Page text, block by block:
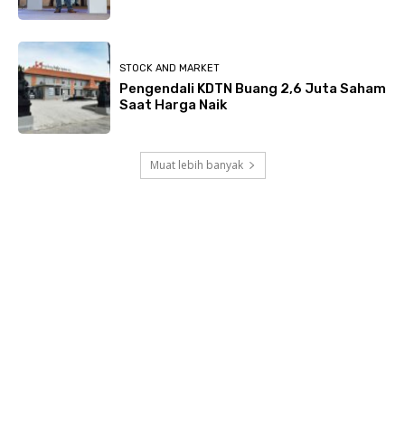
STOCK AND MARKET
Pengendali KDTN Buang 2,6 Juta Saham
Saat Harga Naik
Muat lebih banyak